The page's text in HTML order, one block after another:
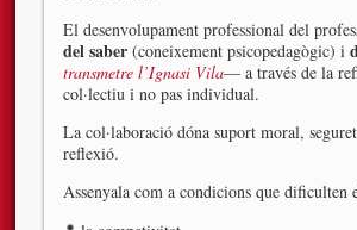
El desenvolupament professional del
del saber (coneixement psicopedagògic) i
transmetre l’Ignasi Vila— a través de la
col·lectiu i no pas individual.
La col·laboració dóna suport moral,
reflexió.
Assenyala com a condicions que dificulten